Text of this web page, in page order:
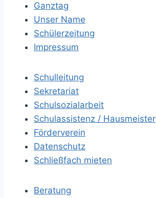
Ganztag
Unser Name
Schülerzeitung
Impressum
Schulleitung
Sekretariat
Schulsozialarbeit
Schulassistenz / Hausmeister
Förderverein
Datenschutz
Schließfach mieten
Beratung